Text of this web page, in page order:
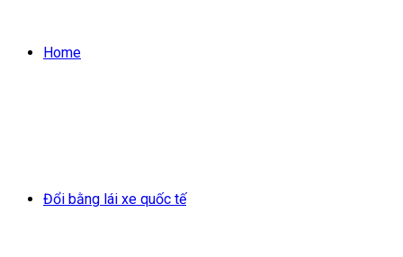
Home
Đổi bằng lái xe quốc tế